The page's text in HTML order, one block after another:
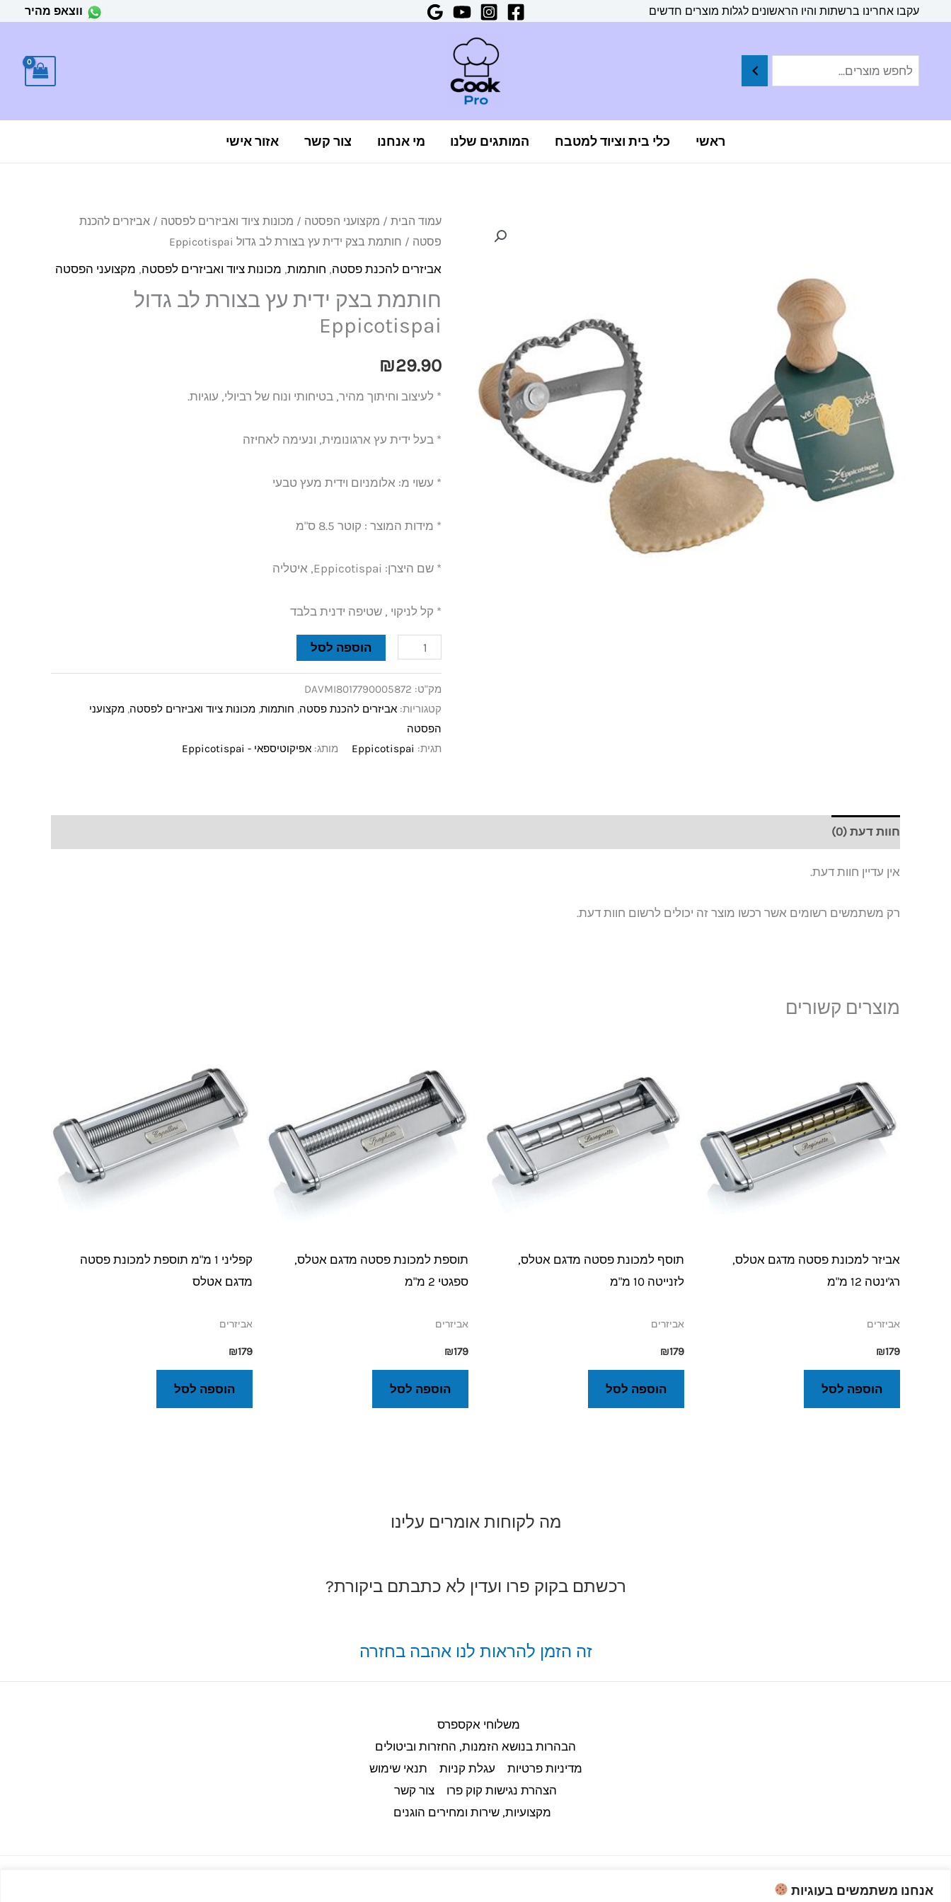
אנחנו משתמשים בעוגיות
עקבו אחרינו ברשתות והיו הראשונים לגלות מוצרים חדשים ווצאפ מהיר
ראשי כלי בית וציוד למטבח המותגים שלנו מי אנחנו צור קשר אזור אישי
עמוד הבית / מקצועני הפסטה / מכונות ציוד ואביזרים לפסטה / אביזרים להכנת
פסטה / חותמת בצק ידית עץ בצורת לב גדול Eppicotispai
אביזרים להכנת פסטה, חותמות, מכונות ציוד ואביזרים לפסטה, מקצועני הפסטה
חותמת בצק ידית עץ בצורת לב גדול
Eppicotispai
₪29.90
* לעיצוב וחיתוך מהיר, בטיחותי ונוח של רביולי, עוגיות.
* בעל ידית עץ ארגונומית, ונעימה לאחיזה
* עשוי מ: אלומניום וידית מעץ טבעי
* מידות המוצר : קוטר 8.5 ס"מ
* שם היצרן: Eppicotispai, איטליה
* קל לניקוי , שטיפה ידנית בלבד
כמות
של
חותמת
ידית
עץ
לב
גדול
הוספה לסל
מק"ט: DAVMI8017790005872
קטגוריות: אביזרים להכנת פסטה, חותמות, מכונות ציוד ואביזרים לפסטה, מקצועני
הפסטה
תגית: Eppicotispai מותג: אפיקוטיספאי - Eppicotispai
חוות דעת (0)
אין עדיין חוות דעת.
רק משתמשים רשומים אשר רכשו מוצר זה יכולים לרשום חוות דעת.
מוצרים קשורים
אביזר למכונת פסטה מדגם אטלס,
רג'ינטה 12 מ"מ
אביזרים
₪179
הוספה לסל
תוסף למכונת פסטה מדגם אטלס,
לזנייטה 10 מ"מ
אביזרים
₪179
הוספה לסל
תוספת למכונת פסטה מדגם אטלס,
ספגטי 2 מ"מ
אביזרים
₪179
הוספה לסל
קפליני 1 מ"מ תוספת למכונת פסטה
מדגם אטלס
אביזרים
₪179
הוספה לסל
מה לקוחות אומרים עלינו
רכשתם בקוק פרו ועדין לא כתבתם ביקורת?
זה הזמן להראות לנו אהבה בחזרה
משלוחי אקספרס
הבהרות בנושא הזמנות, החזרות וביטולים​
מדיניות פרטיות
עגלת קניות
תנאי שימוש
הצהרת נגישות קוק פרו
צור קשר
מקצועיות, שירות ומחירים הוגנים